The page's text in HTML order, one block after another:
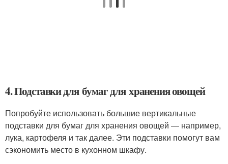
4. Подставки для бумаг для хранения овощей
Попробуйте использовать большие вертикальные
подставки для бумаг для хранения овощей — например,
лука, картофеля и так далее. Эти подставки помогут вам
сэкономить место в кухонном шкафу.